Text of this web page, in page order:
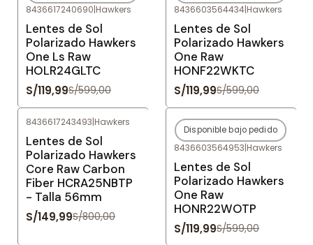
Agotado
8436617240690|Hawkers
Lentes de Sol
Polarizado Hawkers
One Ls Raw
HOLR24GLTC
S/119,99S/599,00
Agotado
8436603564434|Hawkers
Lentes de Sol
Polarizado Hawkers
One Raw
HONF22WKTC
S/119,99S/599,00
8436617243493|Hawkers
Lentes de Sol
Polarizado Hawkers
Core Raw Carbon
Fiber HCRA25NBTP
- Talla 56mm
S/149,99S/800,00
-80%OFF
Agotado
Disponible bajo pedido
8436603564953|Hawkers
Lentes de Sol
Polarizado Hawkers
One Raw
HONR22WOTP
S/119,99S/599,00